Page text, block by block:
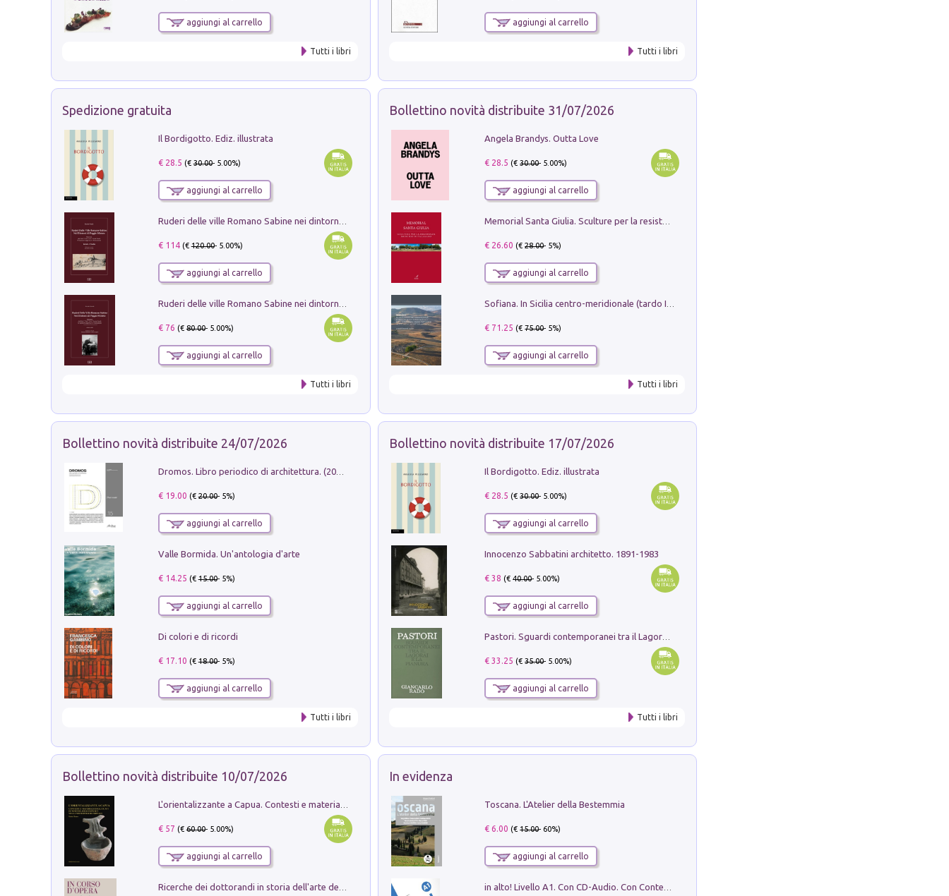
aggiungi al carrello
Tutti i libri
aggiungi al carrello
Tutti i libri
Spedizione gratuita
Il Bordigotto. Ediz. illustrata
€ 28.5 (€30.00- 5.00%)
aggiungi al carrello
€ 114(€120.00- 5.00%)
aggiungi al carrello
€ 76 (€80.00- 5.00%)
aggiungi al carrello
Tutti i libri
Bollettino novità distribuite 31/07/2026
Angela Brandys. Outta Love
€ 28.5 (€30.00- 5.00%)
aggiungi al carrello
€ 26.60 (€28.00- 5%)
aggiungi al carrello
€ 71.25 (€75.00- 5%)
aggiungi al carrello
Tutti i libri
Bollettino novità distribuite 24/07/2026
Dromos. Libro periodico di architettura. (2026). Vol. 15: Post-model
€ 19.00 (€20.00- 5%)
aggiungi al carrello
Valle Bormida. Un'antologia d'arte
€ 14.25 (€15.00- 5%)
aggiungi al carrello
Di colori e di ricordi
€ 17.10 (€18.00- 5%)
aggiungi al carrello
Tutti i libri
Bollettino novità distribuite 17/07/2026
Il Bordigotto. Ediz. illustrata
€ 28.5 (€30.00- 5.00%)
aggiungi al carrello
Innocenzo Sabbatini architetto. 1891-1983
€ 38 (€40.00- 5.00%)
aggiungi al carrello
€ 33.25 (€35.00- 5.00%)
aggiungi al carrello
Tutti i libri
Bollettino novità distribuite 10/07/2026
€ 57 (€60.00- 5.00%)
aggiungi al carrello
In evidenza
Toscana. L'Atelier della Bestemmia
€ 6.00 (€15.00- 60%)
aggiungi al carrello